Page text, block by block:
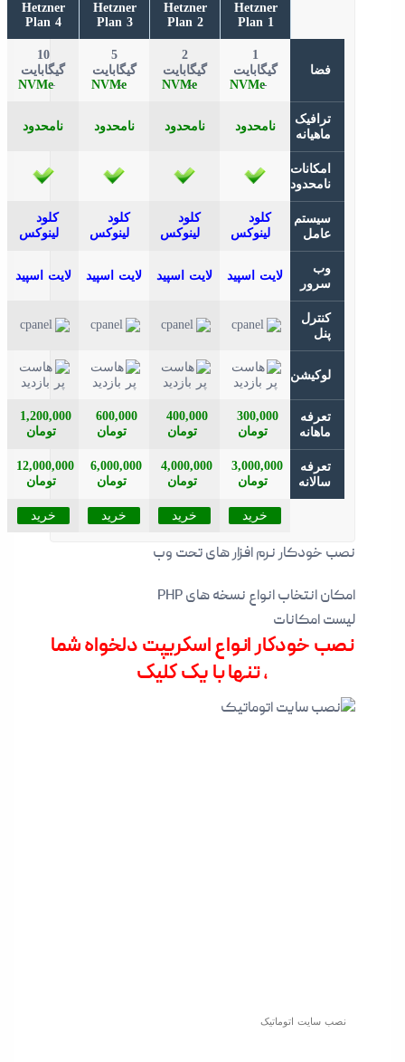
Hetzner
Plan 4
Hetzner
Plan 3
Hetzner
Plan 2
Hetzner
Plan 1
10
گیگابایت
–
5
گیگابایت
–
2
گیگابایت
–
1
گیگابایت
–
فضا
نامحدود نامحدود نامحدود نامحدود
ترافیک
ماهیانه
امکانات
نامحدود
سیستم
عامل
وب
سرور
کنترل
پنل
لوکیشن
1,200,000
تومان
600,000
تومان
400,000
تومان
300,000
تومان
تعرفه
ماهانه
12,000,000
تومان
6,000,000
تومان
4,000,000
تومان
3,000,000
تومان
تعرفه
سالانه
خرید خرید خرید خرید
نصب خودکار نرم افزار های تحت وب
امکان انتخاب انواع نسخه های PHP
لیست امکانات
نصب خودکار انواع اسکریپت دلخواه شما
, تنها با یک کلیک
نصب سایت اتوماتیک